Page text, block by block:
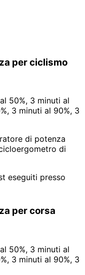
per ciclismo
50%, 3 minuti al
3 minuti al 90%, 3
di potenza
di
eseguiti presso
per corsa
50%, 3 minuti al
3 minuti al 90%, 3